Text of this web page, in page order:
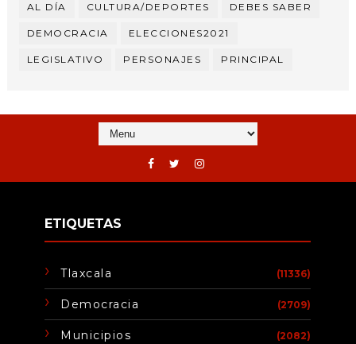
AL DÍA CULTURA/DEPORTES DEBES SABER
DEMOCRACIA ELECCIONES2021
LEGISLATIVO PERSONAJES PRINCIPAL
ETIQUETAS
Tlaxcala (11336)
Democracia (2709)
Municipios (2082)